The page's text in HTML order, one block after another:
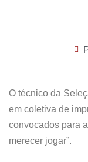
O técnico da
em coletiva de
convocados para
merecer jogar”.